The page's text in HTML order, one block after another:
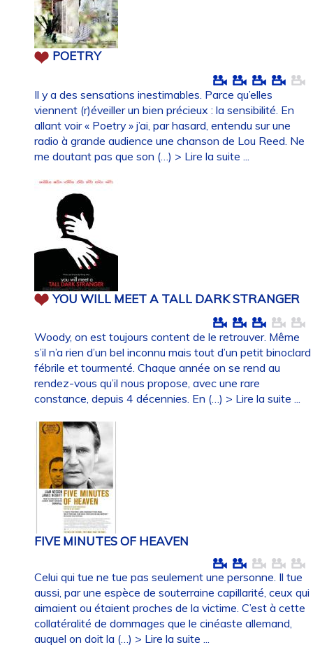
POETRY
Il y a des sensations inestimables. Parce qu’elles
viennent (r)éveiller un bien précieux : la sensibilité. En
allant voir « Poetry » j’ai, par hasard, entendu sur une
radio à grande audience une chanson de Lou Reed. Ne
me doutant pas que son (…) > Lire la suite ...
YOU WILL MEET A TALL DARK STRANGER
Woody, on est toujours content de le retrouver. Même
s’il n’a rien d’un bel inconnu mais tout d’un petit binoclard
fébrile et tourmenté. Chaque année on se rend au
rendez-vous qu’il nous propose, avec une rare
constance, depuis 4 décennies. En (…) > Lire la suite ...
FIVE MINUTES OF HEAVEN
Celui qui tue ne tue pas seulement une personne. Il tue
aussi, par une espèce de souterraine capillarité, ceux qui
aimaient ou étaient proches de la victime. C’est à cette
collatéralité de dommages que le cinéaste allemand,
auquel on doit la (…) > Lire la suite ...